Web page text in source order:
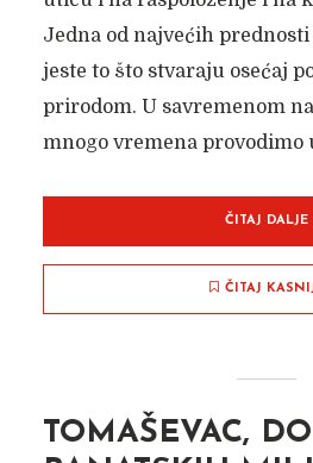
Jedna od najvećih
jeste to što stvaraju osećaj
prirodom. U savremenom
mnogo vremena provodimo
ČITAJ DALJE
ČITAJ
TOMAŠEVAC,